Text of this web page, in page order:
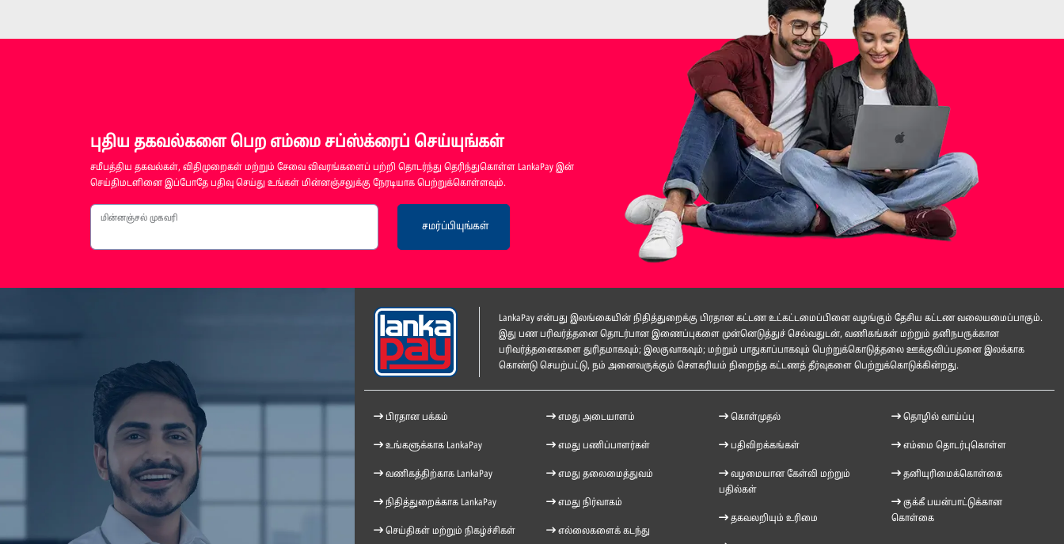
புதிய தகவல்களை பெற எம்மை சப்ஸ்க்ரைப் செய்யுங்கள்
சமீபத்திய தகவல்கள், விதிமுறைகள் மற்றும் சேவை விவரங்களைப் பற்றி தொடர்ந்து தெரிந்துகொள்ள LankaPay இன்
செய்திமடளினை இப்போதே பதிவு செய்து உங்கள் மின்னஞ்சலுக்கு நேரடியாக பெற்றுக்கொள்ளவும்.
மின்னஞ்சல் முகவரி
சமர்ப்பியுங்கள்
LankaPay என்பது இலங்கையின் நிதித்துறைக்கு பிரதான கட்டண உட்கட்டமைப்பினை வழங்கும் தேசிய கட்டண வலையமைப்பாகும்.
இது பண பரிவர்த்தனை தொடர்பான இணைப்புகளை முன்னெடுத்துச் செல்வதுடன், வணிகங்கள் மற்றும் தனிநபருக்கான
பரிவர்த்தனைகளை துரிதமாகவும்; இலகுவாகவும்; மற்றும் பாதுகாப்பாகவும் பெற்றுக்கொடுத்தலை ஊக்குவிப்பதனை இலக்காக
கொண்டு செயற்பட்டு, நம் அனைவருக்கும் சௌகரியம் நிறைந்த கட்டணத் தீர்வுகளை பெற்றுக்கொடுக்கின்றது.
பிரதான பக்கம்
உங்களுக்காக LankaPay
வணிகத்திற்காக LankaPay
நிதித்துறைக்காக LankaPay
செய்திகள் மற்றும் நிகழ்ச்சிகள்
எமது அடையாளம்
எமது பணிப்பாளர்கள்
எமது தலைமைத்துவம்
எமது நிர்வாகம்
எல்லைகளைக் கடந்து
கொள்முதல்
பதிவிறக்கங்கள்
வழமையான கேள்வி மற்றும்
பதில்கள்
தகவலறியும் உரிமை
தொழில் வாய்ப்பு
எம்மை தொடர்புகொள்ள
தனியுரிமைக்கொள்கை
குக்கீ பயன்பாட்டுக்கான
கொள்கை